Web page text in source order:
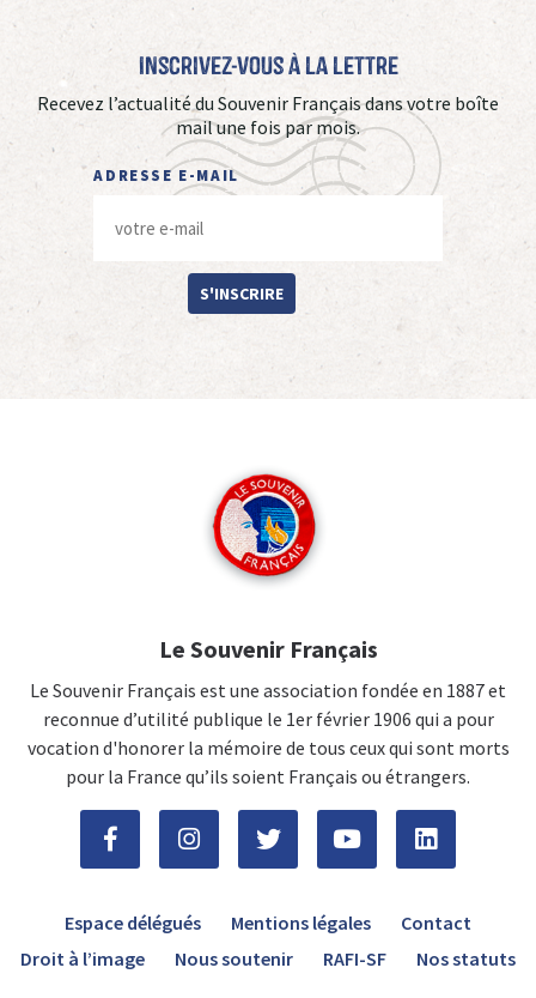
Inscrivez-vous à La Lettre
Recevez l’actualité du Souvenir Français dans votre boîte
mail une fois par mois.
ADRESSE E-MAIL
S'INSCRIRE
Le Souvenir Français
Le Souvenir Français est une association fondée en 1887 et
reconnue d’utilité publique le 1er février 1906 qui a pour
vocation d'honorer la mémoire de tous ceux qui sont morts
pour la France qu’ils soient Français ou étrangers.
Espace délégués Mentions légales
Contact
Droit à l’image
Nous soutenir RAFI-SF Nos statuts